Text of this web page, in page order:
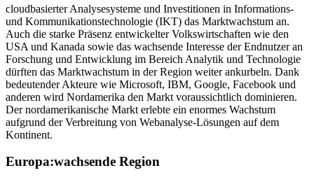
cloudbasierter Analysesysteme und Investitionen in Informations-
und Kommunikationstechnologie (IKT) das Marktwachstum an.
Auch die starke Präsenz entwickelter Volkswirtschaften wie den
USA und Kanada sowie das wachsende Interesse der Endnutzer an
Forschung und Entwicklung im Bereich Analytik und Technologie
dürften das Marktwachstum in der Region weiter ankurbeln. Dank
bedeutender Akteure wie Microsoft, IBM, Google, Facebook und
anderen wird Nordamerika den Markt voraussichtlich dominieren.
Der nordamerikanische Markt erlebte ein enormes Wachstum
aufgrund der Verbreitung von Webanalyse-Lösungen auf dem
Kontinent.
Europa:wachsende Region